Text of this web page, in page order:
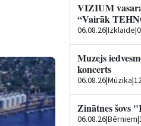
VIZIUM
“Vairāk
06.08.26|Izklaide|
Muzejs
koncerts
06.08.26|Mūzika|
Zinātnes šovs
06.08.26|Bērniem|